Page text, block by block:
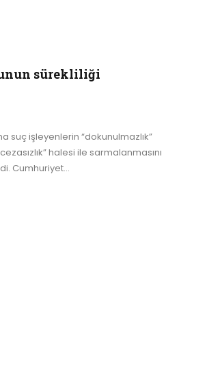
sürekliliği
suç işleyenlerin “dokunulmazlık”
halesi ile sarmalanmasını
Cumhuriyet…